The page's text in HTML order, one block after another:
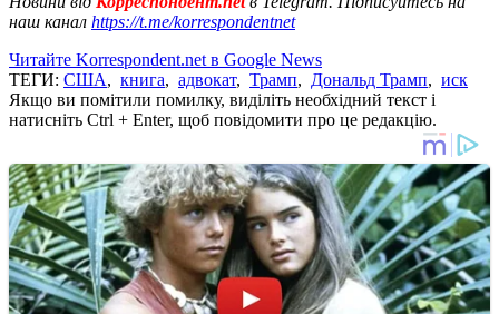
наш канал https://t.me/korrespondentnet
Читайте Korrespondent.net в Google News
ТЕГИ: США, книга, адвокат, Трамп, Дональд Трамп, иск
Якщо ви помітили помилку, виділіть необхідний текст і
натисніть Ctrl + Enter, щоб повідомити про це редакцію.